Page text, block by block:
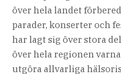
över hela landet
parader, konserter och
har lagt sig över stora
över hela regionen
utgöra allvarliga